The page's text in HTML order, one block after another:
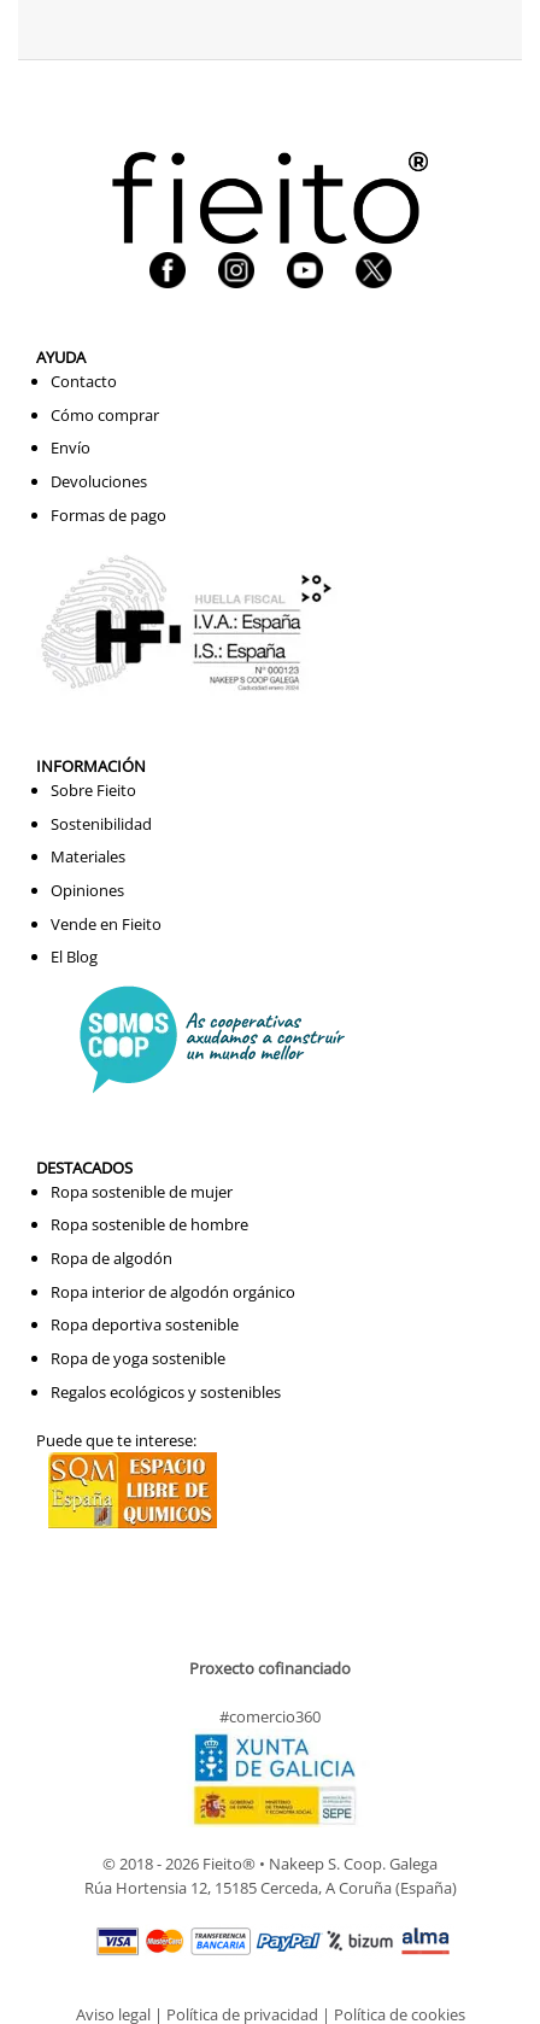
AYUDA
Contacto
Cómo comprar
Envío
Devoluciones
Formas de pago
INFORMACIÓN
Sobre Fieito
Sostenibilidad
Materiales
Opiniones
Vende en Fieito
El Blog
DESTACADOS
Ropa sostenible de mujer
Ropa sostenible de hombre
Ropa de algodón
Ropa interior de algodón orgánico
Ropa deportiva sostenible
Ropa de yoga sostenible
Regalos ecológicos y sostenibles
Puede que te interese:
Proxecto cofinanciado
#comercio360
© 2018 - 2026 Fieito® • Nakeep S. Coop. Galega
Rúa Hortensia 12, 15185 Cerceda, A Coruña (España)
Aviso legal| Política de privacidad | Política de cookies